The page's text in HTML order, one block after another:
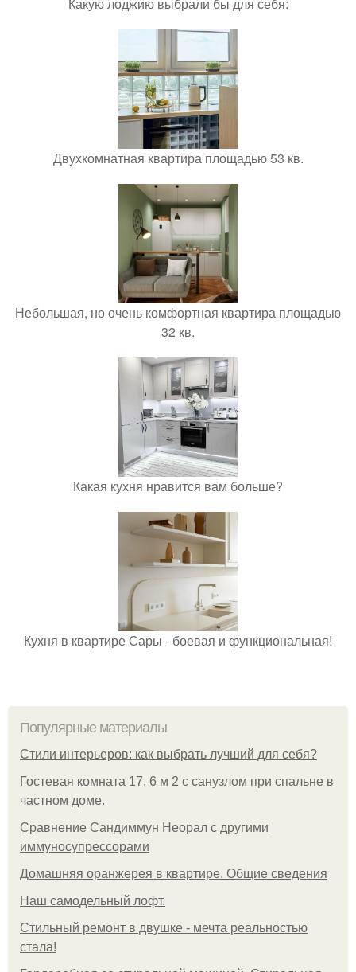
Двухкомнатная квартира площадью 53 кв.
Небольшая, но очень комфортная квартира площадью
32 кв.
Какая кухня нравится вам больше?
Кухня в квартире Сары - боевая и функциональная!
Популярные материалы
Стили интерьеров: как выбрать лучший для себя?
Гостевая комната 17, 6 м 2 с санузлом при спальне в
частном доме.
Сравнение Сандиммун Неорал с другими
иммуносупрессорами
Домашняя оранжерея в квартире. Общие сведения
Наш самодельный лофт.
Стильный ремонт в двушке - мечта реальностью
стала!